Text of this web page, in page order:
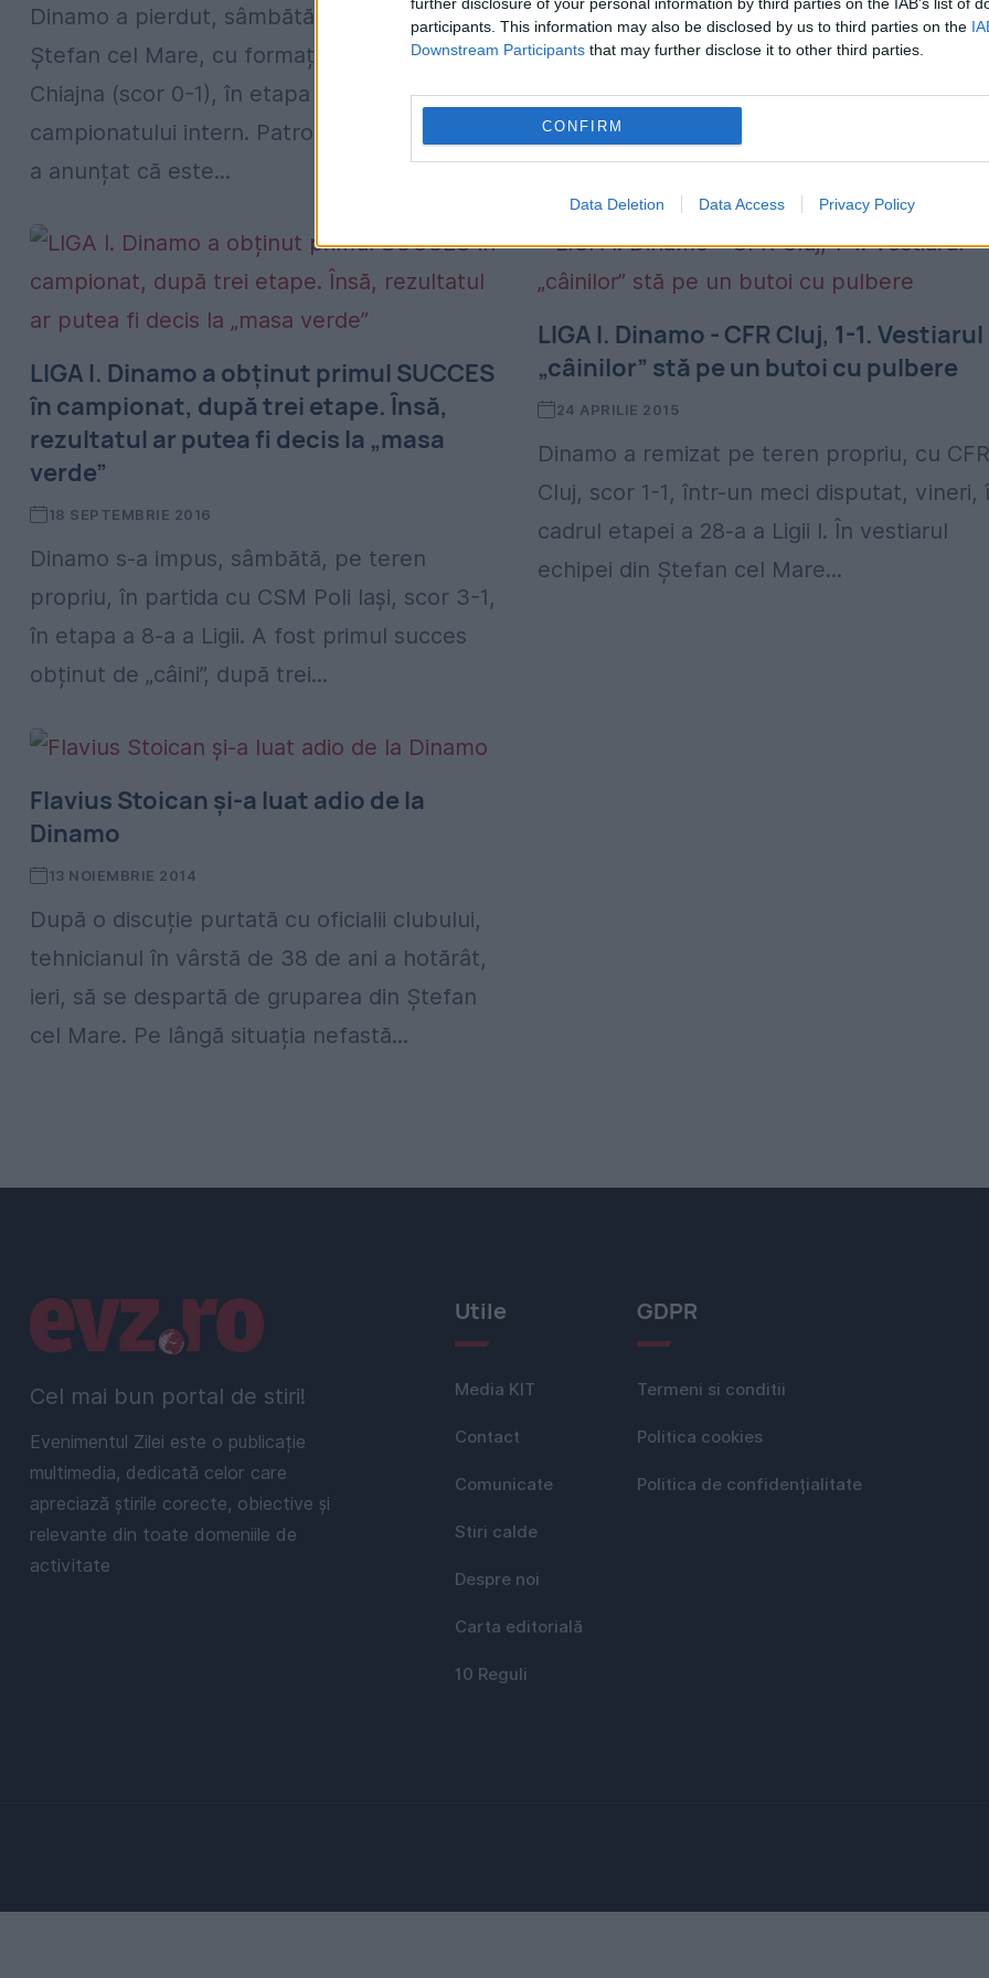
participants. This information may also be disclosed by us to third parties on the
Downstream Participants that may further disclose it to other third parties.
CONFIRM
Data Deletion Data Access Privacy Policy
Dinamo a pierdut, sâmbătă, partida jucată în
Ștefan cel Mare, cu formația Concordia
Chiajna (scor 0-1), în etapa a 9-a a
campionatului intern. Patronul Ionuț Negoiță
a anunțat că este...
LIGA I. Dinamo a obținut primul SUCCES
în campionat, după trei etape. Însă,
rezultatul ar putea fi decis la „masa
verde”
18 SEPTEMBRIE 2016
Dinamo s-a impus, sâmbătă, pe teren
propriu, în partida cu CSM Poli Iași, scor 3-1,
în etapa a 8-a a Ligii. A fost primul succes
obținut de „câini”, după trei...
LIGA I. Dinamo - CFR Cluj, 1-1. Vestiarul
„câinilor” stă pe un butoi cu pulbere
24 APRILIE 2015
Dinamo a remizat pe teren propriu, cu
Cluj, scor 1-1, într-un meci disputat, vineri,
cadrul etapei a 28-a a Ligii I. În vestiarul
echipei din Ștefan cel Mare...
Flavius Stoican și-a luat adio de la
Dinamo
13 NOIEMBRIE 2014
După o discuție purtată cu oficialii clubului,
tehnicianul în vârstă de 38 de ani a hotărât,
ieri, să se despartă de gruparea din Ștefan
cel Mare. Pe lângă situația nefastă...
Cel mai bun portal de stiri!
Evenimentul Zilei este o publicație
multimedia, dedicată celor care
apreciază știrile corecte, obiective și
relevante din toate domeniile de
activitate
Linkuri utile Utile
Media KIT
Contact
Comunicate
Stiri calde
Despre noi
Carta editorială
10 Reguli
GDPR
Termeni si conditii
Politica cookies
Politica de confidențialitate